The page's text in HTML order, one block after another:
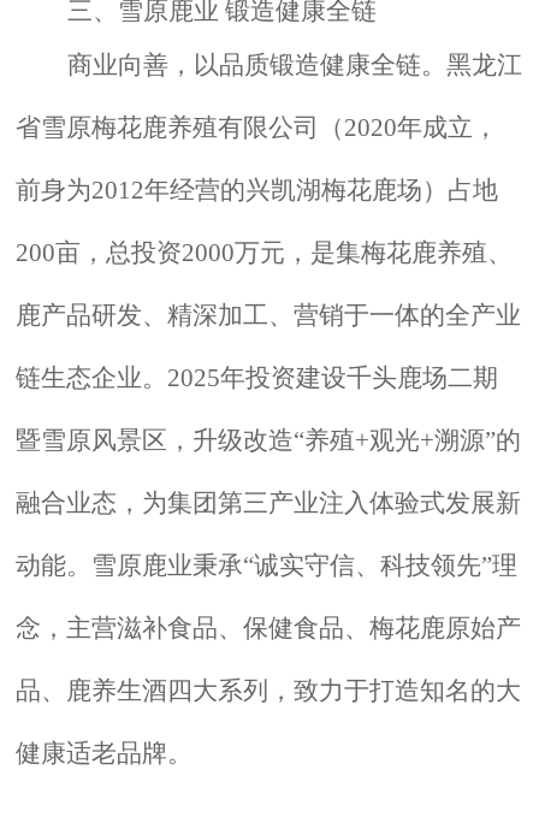
三、雪原鹿业 锻造健康全链
商业向善，以品质锻造健康全链。黑龙江
省雪原梅花鹿养殖有限公司（2020年成立，
前身为2012年经营的兴凯湖梅花鹿场）占地
200亩，总投资2000万元，是集梅花鹿养殖、
鹿产品研发、精深加工、营销于一体的全产业
链生态企业。2025年投资建设千头鹿场二期
暨雪原风景区，升级改造“养殖+观光+溯源”的
融合业态，为集团第三产业注入体验式发展新
动能。雪原鹿业秉承“诚实守信、科技领先”理
念，主营滋补食品、保健食品、梅花鹿原始产
品、鹿养生酒四大系列，致力于打造知名的大
健康适老品牌。